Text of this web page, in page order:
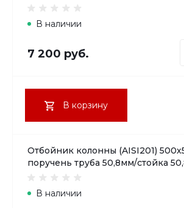
В наличии
7 200 руб.
В корзину
Отбойник колонны (AISI201)
поручень труба 50,8мм/стойка
В наличии